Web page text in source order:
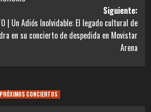
Siguiente:
| Un Adiós Inolvidable: El legado cultural de
en su concierto de despedida en Movistar
Arena
PRÓXIMOS CONCIERTOS